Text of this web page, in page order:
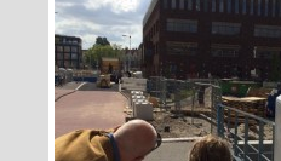
Nike flagstore London
For the Nike flagstore in London
with high def video screens
runner could run from left to right
We made the wall together with